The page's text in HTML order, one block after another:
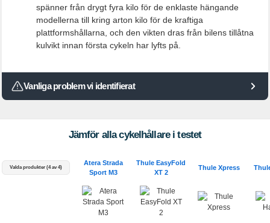
spänner från drygt fyra kilo för de enklaste hängande
modellerna till kring arton kilo för de kraftiga
plattformshållarna, och den vikten dras från bilens tillåtna
kulvikt innan första cykeln har lyfts på.
Vanliga problem vi identifierat
Jämför alla cykelhållare i testet
Valda produkter (4 av 4)
Atera Strada
Sport M3
Thule EasyFold
XT 2
Thule Xpress